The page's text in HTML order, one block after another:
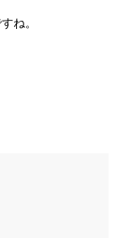
ね。